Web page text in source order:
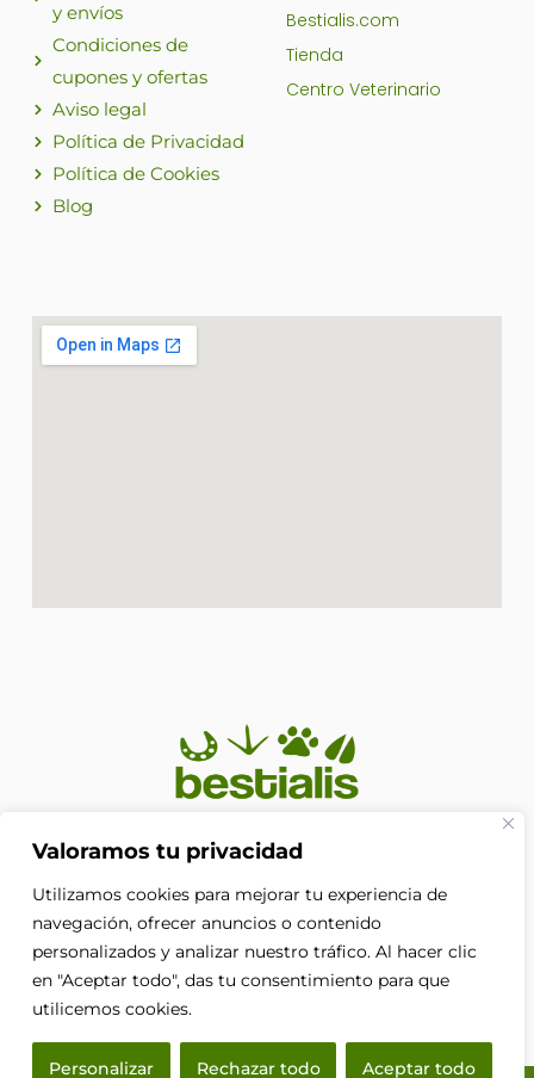
Valoramos tu privacidad
Utilizamos cookies para mejorar tu experiencia de
navegación, ofrecer anuncios o contenido
personalizados y analizar nuestro tráfico. Al hacer clic
en "Aceptar todo", das tu consentimiento para que
utilicemos cookies.
Personalizar Rechazar todo Aceptar todo
En Bestialis unimos calidad, confianza y pasión por los
merecen. Porque su bienestar no es solo nuestra
prioridad, es nuestra razón de ser.
F
a
c
y envíos
Condiciones de
cupones y ofertas
Aviso legal
Política de Privacidad
Política de Cookies
Blog
Bestialis.com
Tienda
Centro Veterinario